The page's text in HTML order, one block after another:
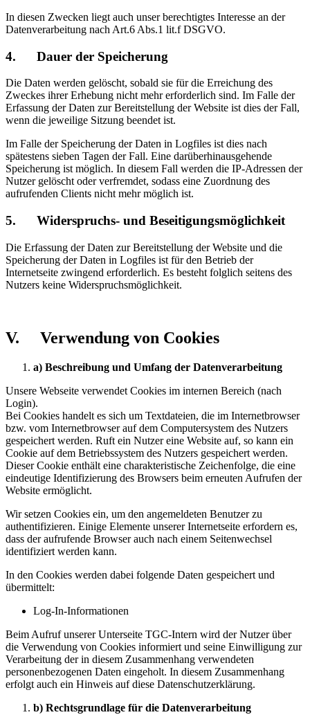
In diesen Zwecken liegt auch unser berechtigtes Interesse an der
Datenverarbeitung nach Art.6 Abs.1 lit.f DSGVO.
4. Dauer der Speicherung
Die Daten werden gelöscht, sobald sie für die Erreichung des
Zweckes ihrer Erhebung nicht mehr erforderlich sind. Im Falle der
Erfassung der Daten zur Bereitstellung der Website ist dies der Fall,
wenn die jeweilige Sitzung beendet ist.
Im Falle der Speicherung der Daten in Logfiles ist dies nach
spätestens sieben Tagen der Fall. Eine darüberhinausgehende
Speicherung ist möglich. In diesem Fall werden die IP-Adressen der
Nutzer gelöscht oder verfremdet, sodass eine Zuordnung des
aufrufenden Clients nicht mehr möglich ist.
5. Widerspruchs- und Beseitigungsmöglichkeit
Die Erfassung der Daten zur Bereitstellung der Website und die
Speicherung der Daten in Logfiles ist für den Betrieb der
Internetseite zwingend erforderlich. Es besteht folglich seitens des
Nutzers keine Widerspruchsmöglichkeit.
V. Verwendung von Cookies
a) Beschreibung und Umfang der Datenverarbeitung
Unsere Webseite verwendet Cookies im internen Bereich (nach
Login).
Bei Cookies handelt es sich um Textdateien, die im Internetbrowser
bzw. vom Internetbrowser auf dem Computersystem des Nutzers
gespeichert werden. Ruft ein Nutzer eine Website auf, so kann ein
Cookie auf dem Betriebssystem des Nutzers gespeichert werden.
Dieser Cookie enthält eine charakteristische Zeichenfolge, die eine
eindeutige Identifizierung des Browsers beim erneuten Aufrufen der
Website ermöglicht.
Wir setzen Cookies ein, um den angemeldeten Benutzer zu
authentifizieren. Einige Elemente unserer Internetseite erfordern es,
dass der aufrufende Browser auch nach einem Seitenwechsel
identifiziert werden kann.
In den Cookies werden dabei folgende Daten gespeichert und
übermittelt:
Log-In-Informationen
Beim Aufruf unserer Unterseite TGC-Intern wird der Nutzer über
die Verwendung von Cookies informiert und seine Einwilligung zur
Verarbeitung der in diesem Zusammenhang verwendeten
personenbezogenen Daten eingeholt. In diesem Zusammenhang
erfolgt auch ein Hinweis auf diese Datenschutzerklärung.
b) Rechtsgrundlage für die Datenverarbeitung